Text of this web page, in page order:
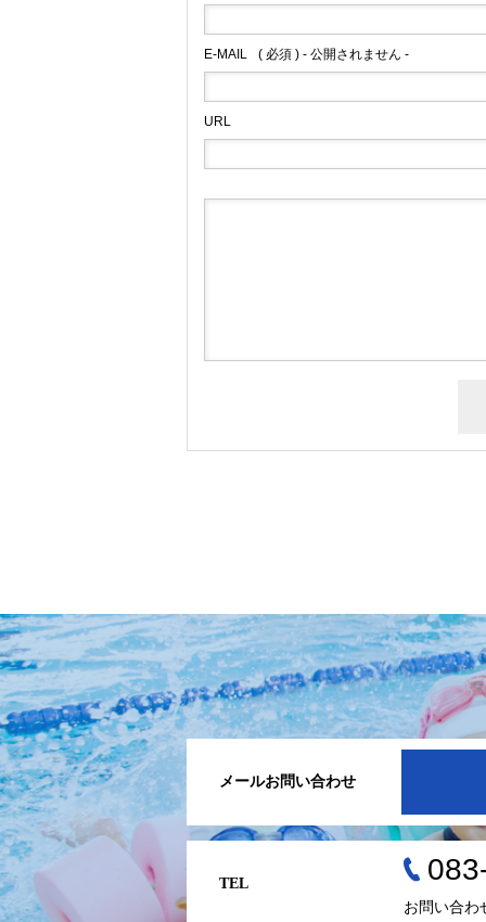
E-MAIL ( 必須 ) - 公開されません -
URL
メールお問い合わせ
TEL
お問い合わ